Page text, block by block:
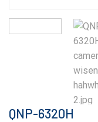
QNP-6320H